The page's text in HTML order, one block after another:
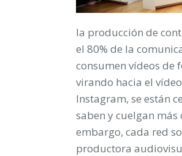
la producción de
el 80% de la
consumen vídeos de
virando hacia el
Instagram, se están
saben y cuelgan
embargo, cada red
productora